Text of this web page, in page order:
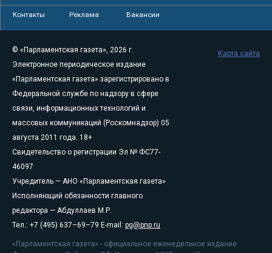
Контакты Реклама Вакансии
© «Парламентская газета», 2026 г.
Электронное периодическое издание
«Парламентская газета» зарегистрировано в
Федеральной службе по надзору в сфере
связи, информационных технологий и
массовых коммуникаций (Роскомнадзор) 05
августа 2011 года. 18+
Свидетельство о регистрации Эл № ФС77-
46097
Учредитель — АНО «Парламентская газета»
Исполняющий обязанности главного
редактора — Абдуллаев М.Р.
Тел.: +7 (495) 637–69–79 E-mail: pg@pnp.ru
«Парламентская газета» - официальное еженедельное издание
Карта сайта